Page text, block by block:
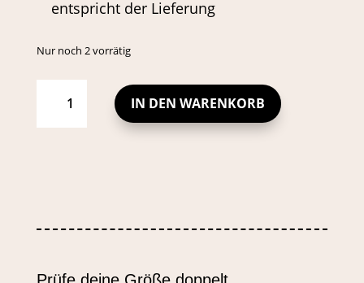
entspricht der Lieferung
Nur noch 2 vorrätig
SCRUNCHIE
KLEINEN
WEISSEN P IN DEN WARENKORB